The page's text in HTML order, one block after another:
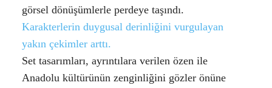
görsel dönüşümlerle perdeye taşındı.
Karakterlerin duygusal derinliğini vurgulayan
yakın çekimler arttı.
Set tasarımları, ayrıntılara verilen özen ile
Anadolu kültürünün zenginliğini gözler önüne